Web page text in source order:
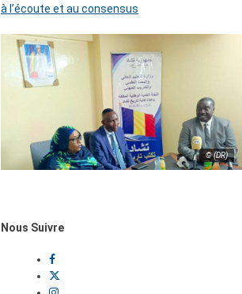
à l’écoute et au consensus
© (DR)
Nous Suivre